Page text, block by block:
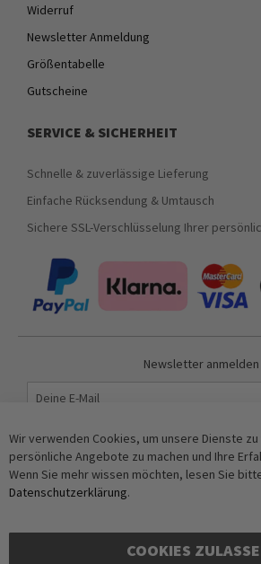
Widerruf
Newsletter Anmeldung
Größentabelle
Gutscheine
SERVICE & SICHERHEIT
Schnelle & zuverlässige Lieferung
Einfache Rücksendung & Umtausch
Sichere SSL-Verschlüsselung Ihrer
Newsletter anmelden
Abonnieren
Anti-Roboter-Verifizierung
Wir verwenden Cookies, um unsere Dienste
persönliche Angebote zu machen und Ihre
Wenn Sie mehr wissen möchten, lesen Sie
Datenschutzerklärung.
COOKIES